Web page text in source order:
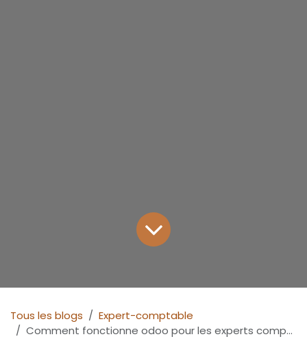
Tous les blogs
Expert-comptable
Comment fonctionne odoo pour les experts comptables?